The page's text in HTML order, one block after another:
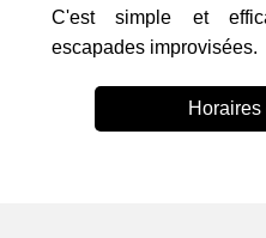
C'est simple et
escapades improvisées.